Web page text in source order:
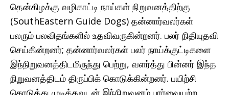
தென்கிழக்கு வழிகாட்டி நாய்கள் நிறுவனத்திற்கு
(SouthEastern Guide Dogs) தன்னார்வலர்கள்
பலரும் பலவிதங்களில் உதவிவருகின்றனர். பலர் நிதியுதவி
செய்கின்றனர்; தன்னார்வலர்கள் பலர் நாய்க்குட்டிகளை
இந்நிறுவனத்திடமிருந்து பெற்று, வளர்த்து பின்னர் இந்த
நிறுவனத்திடம் திருப்பிக் கொடுக்கின்றனர். பயிற்சி